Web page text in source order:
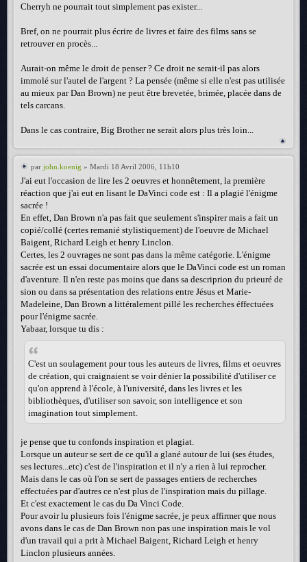
Cherryh ne pourrait tout simplement pas exister...
Bref, on ne pourrait plus écrire de livres et faire des films sans se
retrouver en procès...
Aurait-on même le droit de penser ? Ce droit ne serait-il pas alors
immolé sur l'autel de l'argent ? La pensée (même si elle n'est pas utilisée
au mieux par Dan Brown) ne peut être brevetée, brimée, placée dans de
tels carcans.
Dans le cas contraire, Big Brother ne serait alors plus très loin...
par john.koenig » Mardi 18 Avril 2006, 11h10
J'ai eut l'occasion de lire les 2 oeuvres et honnêtement, la première
réaction que j'ai eut en lisant le DaVinci code est : Il a plagié l'énigme
sacrée !
En effet, Dan Brown n'a pas fait que seulement s'inspirer mais a fait un
copié/collé (certes remanié stylistiquement) de l'oeuvre de Michael
Baigent, Richard Leigh et henry Linclon.
Certes, les 2 ouvrages ne sont pas dans la même catégorie. L'énigme
sacrée est un essai documentaire alors que le DaVinci code est un roman
d'aventure. Il n'en reste pas moins que dans sa descriprion du prieuré de
sion ou dans sa présentation des relations entre Jésus et Marie-
Madeleine, Dan Brown a littéralement pillé les recherches éffectuées
pour l'énigme sacrée.
Yabaar, lorsque tu dis :
C'est un soulagement pour tous les auteurs de livres, films et oeuvres
de création, qui craignaient se voir dénier la possibilité d'utiliser ce
qu'on apprend à l'école, à l'université, dans les livres et les
bibliothèques, d'utiliser son savoir, son intelligence et son
imagination tout simplement.
je pense que tu confonds inspiration et plagiat.
Lorsque un auteur se sert de ce qu'il a glané autour de lui (ses études,
ses lectures...etc) c'est de l'inspiration et il n'y a rien à lui reprocher.
Mais dans le cas où l'on se sert de passages entiers de recherches
effectuées par d'autres ce n'est plus de l'inspiration mais du pillage.
Et c'est exactement le cas du Da Vinci Code.
Pour avoir lu plusieurs fois l'énigme sacrée, je peux affirmer que nous
avons dans le cas de Dan Brown non pas une inspiration mais le vol
d'un travail qui a prit à Michael Baigent, Richard Leigh et henry
Linclon plusieurs années.